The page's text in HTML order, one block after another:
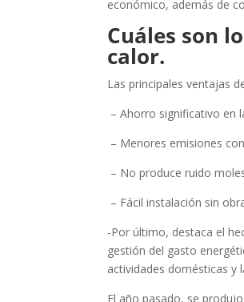
económico, además de
Cuáles son
calor.
Las principales ventajas
– Ahorro significativo en
– Menores emisiones
– No produce ruido
– Fácil instalación sin
-Por último, destaca el
gestión del gasto
actividades domésticas
El año pasado, se